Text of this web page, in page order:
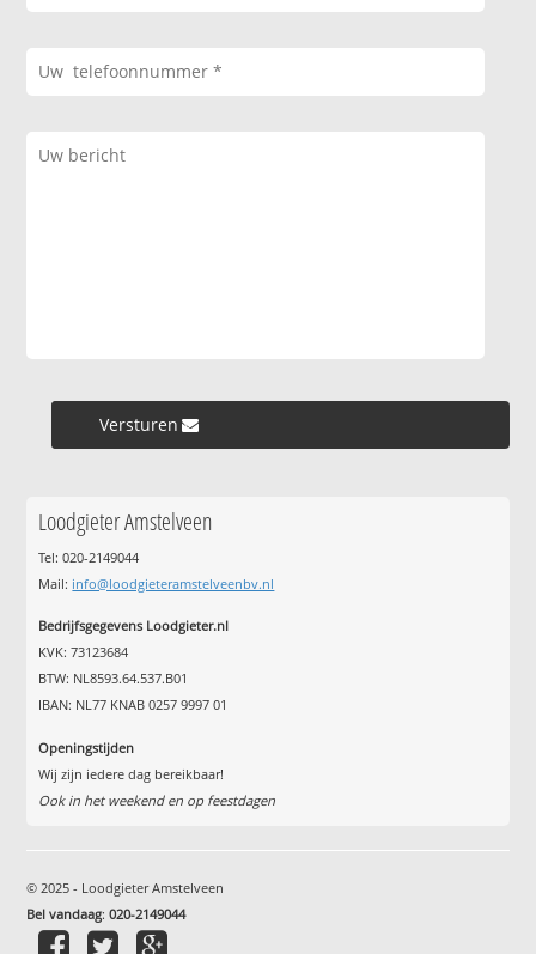
Versturen »
Loodgieter Amstelveen
Tel: 020-2149044
Mail: info@loodgieteramstelveenbv.nl
Bedrijfsgegevens Loodgieter.nl
KVK: 73123684
BTW: NL8593.64.537.B01
IBAN: NL77 KNAB 0257 9997 01
Openingstijden
Wij zijn iedere dag bereikbaar!
Ook in het weekend en op feestdagen
© 2025 - Loodgieter Amstelveen
Bel vandaag:020-2149044